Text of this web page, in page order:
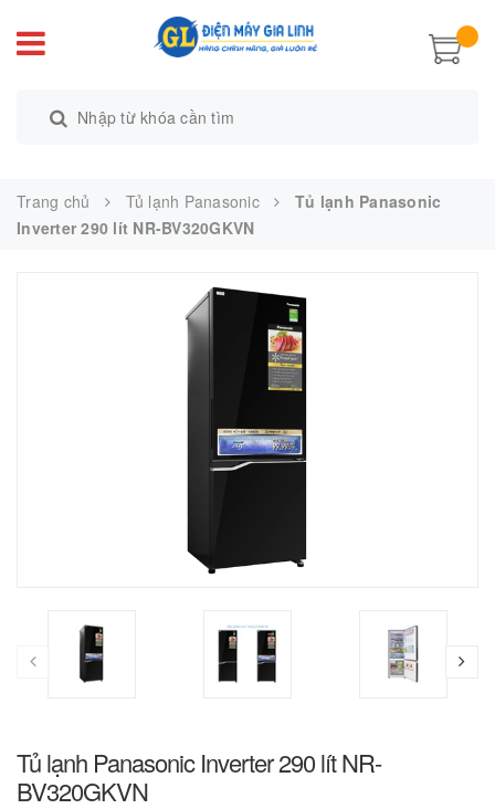
Trang chủ Tủ lạnh Panasonic
Tủ lạnh Panasonic
Inverter 290 lít NR-BV320GKVN
Tủ lạnh Panasonic Inverter 290 lít NR-
BV320GKVN